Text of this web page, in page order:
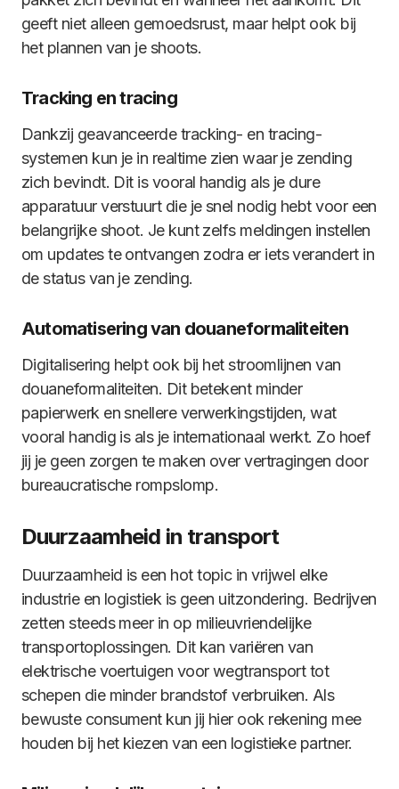
geeft niet alleen gemoedsrust, maar helpt ook bij
het plannen van je shoots.
Tracking en tracing
Dankzij geavanceerde tracking- en tracing-
systemen kun je in realtime zien waar je zending
zich bevindt. Dit is vooral handig als je dure
apparatuur verstuurt die je snel nodig hebt voor een
belangrijke shoot. Je kunt zelfs meldingen instellen
om updates te ontvangen zodra er iets verandert in
de status van je zending.
Automatisering van douaneformaliteiten
Digitalisering helpt ook bij het stroomlijnen van
douaneformaliteiten. Dit betekent minder
papierwerk en snellere verwerkingstijden, wat
vooral handig is als je internationaal werkt. Zo hoef
jij je geen zorgen te maken over vertragingen door
bureaucratische rompslomp.
Duurzaamheid in transport
Duurzaamheid is een hot topic in vrijwel elke
industrie en logistiek is geen uitzondering. Bedrijven
zetten steeds meer in op milieuvriendelijke
transportoplossingen. Dit kan variëren van
elektrische voertuigen voor wegtransport tot
schepen die minder brandstof verbruiken. Als
bewuste consument kun jij hier ook rekening mee
houden bij het kiezen van een logistieke partner.